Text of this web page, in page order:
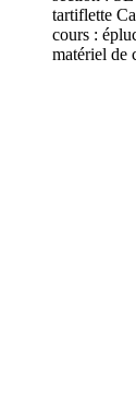
tartiflette
cours :
matériel de